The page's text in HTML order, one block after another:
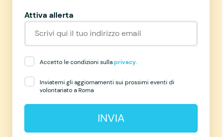
Attiva allerta
Accetto le condizioni sullaprivacy.
Inviatemi gli aggiornamenti sui prossimi eventi di
volontariato a Roma
INVIA